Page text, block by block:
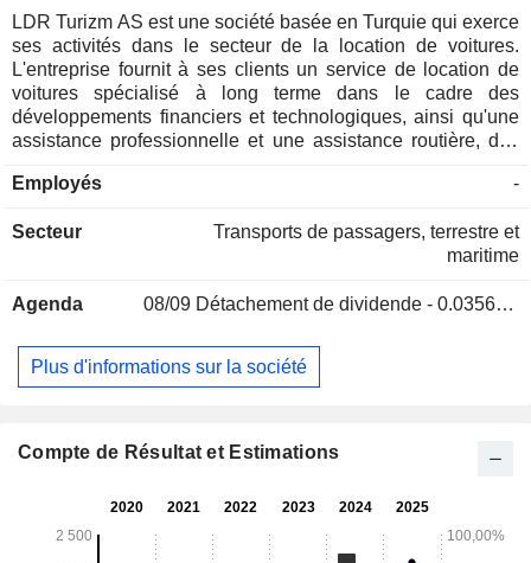
LDR Turizm AS est une société basée en Turquie qui exerce
ses activités dans le secteur de la location de voitures.
L'entreprise fournit à ses clients un service de location de
voitures spécialisé à long terme dans le cadre des
développements financiers et technologiques, ainsi qu'une
assistance professionnelle et une assistance routière, des
un examen, une gestion des pneus, une gestion des
spéciales des clients. En outre, l'entité propose une
assurance responsabilité financière obligatoire (circulation)
frais supplémentaires.
Employés -
Secteur
Transports de passagers, terrestre et
maritime
Agenda 08/09 Détachement de dividende - 0.03565 TRY
Plus d'informations sur la société
Compte de Résultat et Estimations